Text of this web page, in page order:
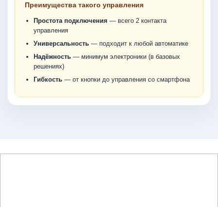
Преимущества такого управления
Простота подключения — всего 2 контакта
управления
Универсальность — подходит к любой автоматике
Надёжность — минимум электроники (в базовых
решениях)
Гибкость — от кнопки до управления со смартфона